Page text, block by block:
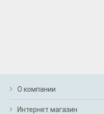
О компании
Интернет магазин